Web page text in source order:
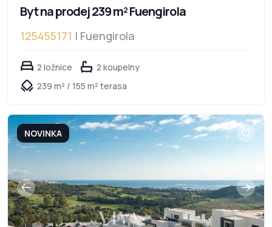
Byt na prodej 239 m² Fuengirola
125455171 | Fuengirola
2 ložnice
2 koupelny
239 m² / 155 m² terasa
NOVINKA